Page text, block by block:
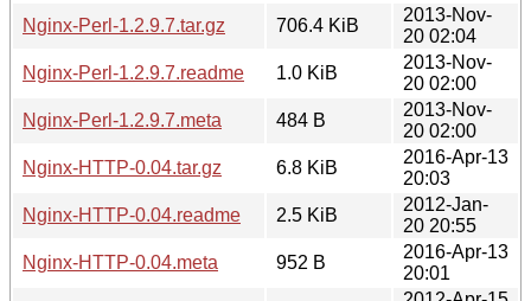
Nginx-Perl-1.2.9.7.tar.gz
706.4 KiB
2013-Nov-
20 02:04
Nginx-Perl-1.2.9.7.readme
1.0 KiB
2013-Nov-
20 02:00
Nginx-Perl-1.2.9.7.meta
484 B
2013-Nov-
20 02:00
Nginx-HTTP-0.04.tar.gz
6.8 KiB
2016-Apr-13
20:03
Nginx-HTTP-0.04.readme
2.5 KiB
2012-Jan-
20 20:55
Nginx-HTTP-0.04.meta
952 B
2016-Apr-13
20:01